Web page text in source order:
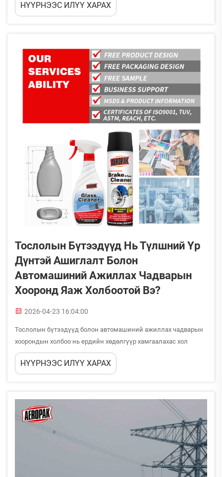
автомашиний үргэлжлэх хугацаа болон гадаад төрхийн
НҮҮРНЭЭС ИЛҮҮ ХАРАХ
Тослолын Бүтээдүүд Нь Түлшний Үр
Дүнтэй Ашиглалт Болон
Автомашиний Ажиллах Чадварын
Хооронд Яаж Холбоотой Вэ?
2026-04-23 16:04:00
Тослолын бүтээдүүд болон автомашиний ажиллах чадварын
хоорондын холбоо нь ердийн хөдөлгүүр хамгаалахас хол
хүрдүүр; түлшний үр дүнтэй ашиглалт, ажиллах хугацаа болон
механик надёжностын нийтлэг түвшнийг үндеснээр
НҮҮРНЭЭС ИЛҮҮ ХАРАХ